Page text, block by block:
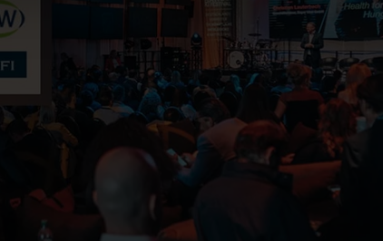
Ort sind Top-Experten von
Insurtechs, aus